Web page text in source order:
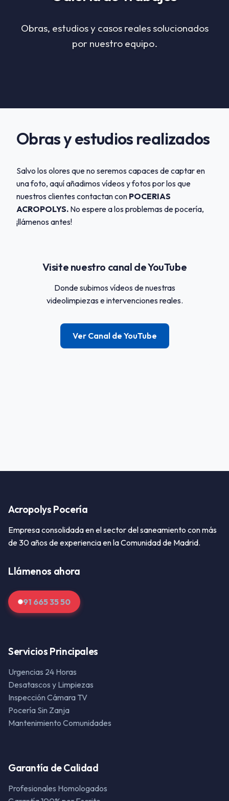
Obras, estudios y casos reales solucionados
por nuestro equipo.
Obras y estudios realizados
Salvo los olores que no seremos capaces de captar en
una foto, aquí añadimos vídeos y fotos por los que
nuestros clientes contactan con POCERIAS
ACROPOLYS. No espere a los problemas de pocería,
¡llámenos antes!
Visite nuestro canal de YouTube
Donde subimos vídeos de nuestras
videolimpiezas e intervenciones reales.
Ver Canal de YouTube
Acropolys Pocería
Empresa consolidada en el sector del saneamiento con más
de 30 años de experiencia en la Comunidad de Madrid.
Llámenos ahora
91 665 35 50
Servicios Principales
Urgencias 24 Horas
Desatascos y Limpiezas
Inspección Cámara TV
Pocería Sin Zanja
Mantenimiento Comunidades
Garantía de Calidad
Profesionales Homologados